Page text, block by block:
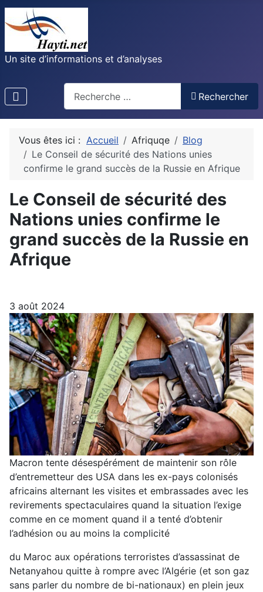
Un site d’informations et d’analyses
Rechercher
Vous êtes ici : Accueil Afriquqe
Blog
Le Conseil de sécurité des Nations unies
confirme le grand succès de la Russie en Afrique
Le Conseil de sécurité des
Nations unies confirme le
grand succès de la Russie en
Afrique
3 août 2024
Macron tente désespérément de maintenir son rôle
d’entremetteur des USA dans les ex-pays colonisés
africains alternant les visites et embrassades avec les
revirements spectaculaires quand la situation l’exige
comme en ce moment quand il a tenté d’obtenir
l’adhésion ou au moins la complicité
du Maroc aux opérations terroristes d’assassinat de
Netanyahou quitte à rompre avec l’Algérie (et son gaz
sans parler du nombre de bi-nationaux) en plein jeux